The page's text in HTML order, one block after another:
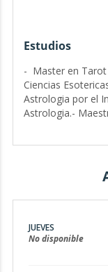
repleto de
mejor solución a
discreción y sin
La mediumdidad
consultante que
✨ Mediumdidad.
✨ Péndulo Hebreo.
Estudios
- Master en
Ciencias
Astrologia por el
Astrologia.-
JUEVES
No disponible